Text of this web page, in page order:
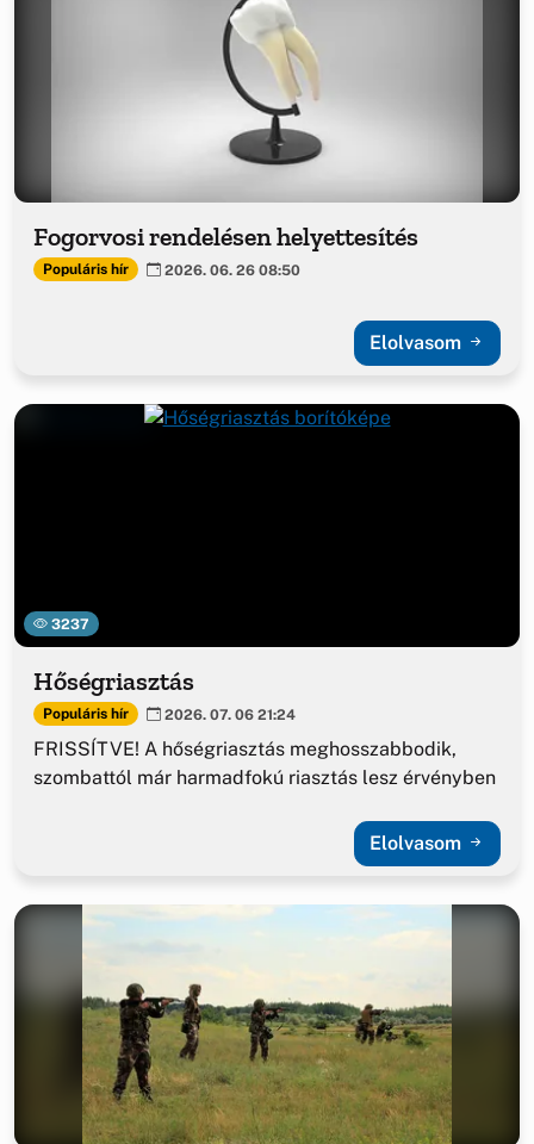
Fogorvosi rendelésen helyettesítés
Populáris hír 2026. 06. 26 08:50
Elolvasom
3237
Hőségriasztás
Populáris hír 2026. 07. 06 21:24
FRISSÍTVE! A hőségriasztás meghosszabbodik,
szombattól már harmadfokú riasztás lesz érvényben
Elolvasom